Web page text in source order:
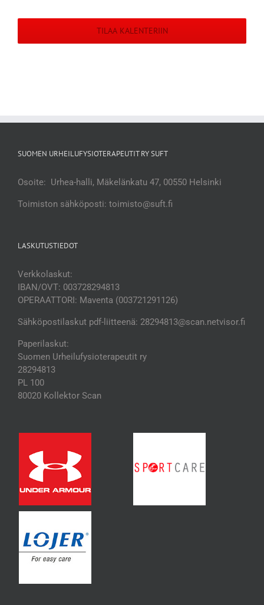
TILAA KALENTERIIN
SUOMEN URHEILUFYSIOTERAPEUTIT RY SUFT
Osoite: Urhea-halli, Mäkelänkatu 47, 00550 Helsinki
Toimiston sähköposti: toimisto@suft.fi
LASKUTUSTIEDOT
Verkkolaskut:
IBAN/OVT: 003728294813
OPERAATTORI: Maventa (003721291126)
Sähköpostilaskut pdf-liitteenä: 28294813@scan.netvisor.fi
Paperilaskut:
Suomen Urheilufysioterapeutit ry
28294813
PL 100
80020 Kollektor Scan